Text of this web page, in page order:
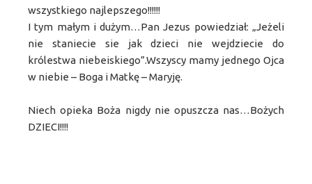
wszystkiego najlepszego!!!!!!
I tym małym i dużym…Pan Jezus powiedział: „Jeżeli
nie staniecie sie jak dzieci nie wejdziecie do
królestwa niebeiskiego”.Wszyscy mamy jednego Ojca
w niebie – Boga i Matkę – Maryję.
Niech opieka Boża nigdy nie opuszcza nas…Bożych
DZIECI!!!!